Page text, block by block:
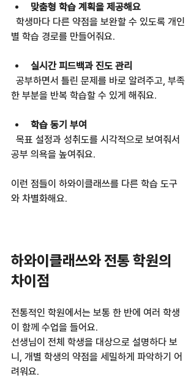
맞춤형 학습 계획을 제공해요
별 학습 경로를 만들어줘요.
실시간 피드백과 진도 관리
한 부분을 반복 학습할 수 있게 해줘요.
학습 동기 부여
공부 의욕을 높여줘요.
이런 점들이 하와이클래쓰를 다른 학습 도구
와 차별화해요.
하와이클래쓰와 전통 학원의
차이점
전통적인 학원에서는 보통 한 반에 여러 학생
이 함께 수업을 들어요.
선생님이 전체 학생을 대상으로 설명하다 보
니, 개별 학생의 약점을 세밀하게 파악하기 어
려워요.